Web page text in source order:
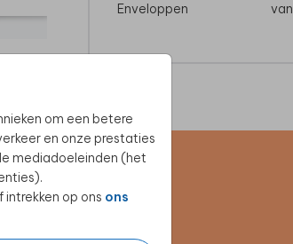
om een betere
en onze prestaties
mediadoeleinden (het
op ons ons
Enveloppen